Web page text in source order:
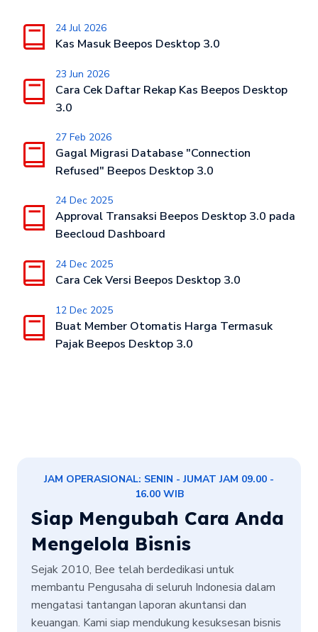
24 Jul 2026
Kas Masuk Beepos Desktop 3.0
23 Jun 2026
Cara Cek Daftar Rekap Kas Beepos Desktop
3.0
27 Feb 2026
Gagal Migrasi Database "Connection
Refused" Beepos Desktop 3.0
24 Dec 2025
Approval Transaksi Beepos Desktop 3.0 pada
Beecloud Dashboard
24 Dec 2025
Cara Cek Versi Beepos Desktop 3.0
12 Dec 2025
Buat Member Otomatis Harga Termasuk
Pajak Beepos Desktop 3.0
JAM OPERASIONAL: SENIN - JUMAT JAM 09.00 -
16.00 WIB
Siap Mengubah Cara Anda
Mengelola Bisnis
Sejak 2010, Bee telah berdedikasi untuk
membantu Pengusaha di seluruh Indonesia dalam
mengatasi tantangan laporan akuntansi dan
keuangan. Kami siap mendukung kesuksesan bisnis